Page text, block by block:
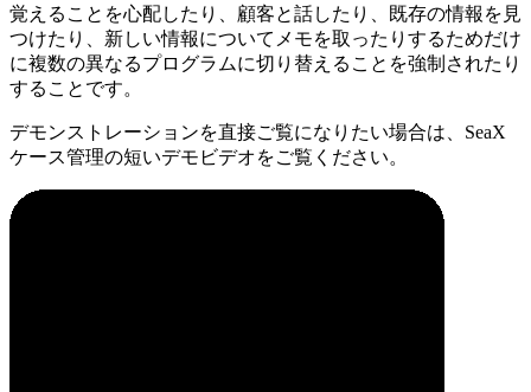
覚えることを心配したり、顧客と話したり、既存の情報を見
つけたり、新しい情報についてメモを取ったりするためだけ
に複数の異なるプログラムに切り替えることを強制されたり
することです。
デモンストレーションを直接ご覧になりたい場合は、SeaX
ケース管理の短いデモビデオをご覧ください。